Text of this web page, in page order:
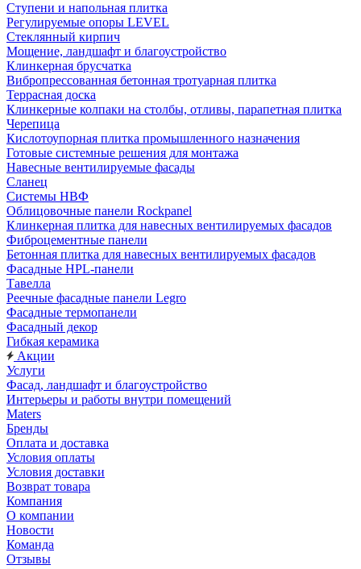
Ступени и напольная плитка
Регулируемые опоры LEVEL
Cтеклянный кирпич
Мощение, ландшафт и благоустройство
Клинкерная брусчатка
Вибропрессованная бетонная тротуарная плитка
Террасная доска
Клинкерные колпаки на столбы, отливы, парапетная плитка
Черепица
Кислотоупорная плитка промышленного назначения
Готовые системные решения для монтажа
Навесные вентилируемые фасады
Сланец
Системы НВФ
Облицовочные панели Rockpanel
Клинкерная плитка для навесных вентилируемых фасадов
Фиброцементные панели
Бетонная плитка для навесных вентилируемых фасадов
Фасадные HPL-панели
Тавелла
Реечные фасадные панели Legro
Фасадные термопанели
Фасадный декор
Гибкая керамика
Акции
Услуги
Фасад, ландшафт и благоустройство
Интерьеры и работы внутри помещений
Maters
Бренды
Оплата и доставка
Условия оплаты
Условия доставки
Возврат товара
Компания
О компании
Новости
Команда
Отзывы